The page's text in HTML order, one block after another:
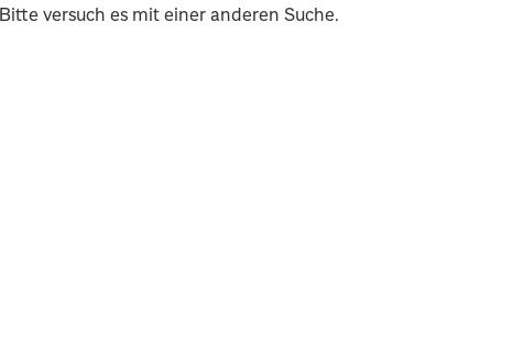
Bitte versuch es mit einer anderen Suche.